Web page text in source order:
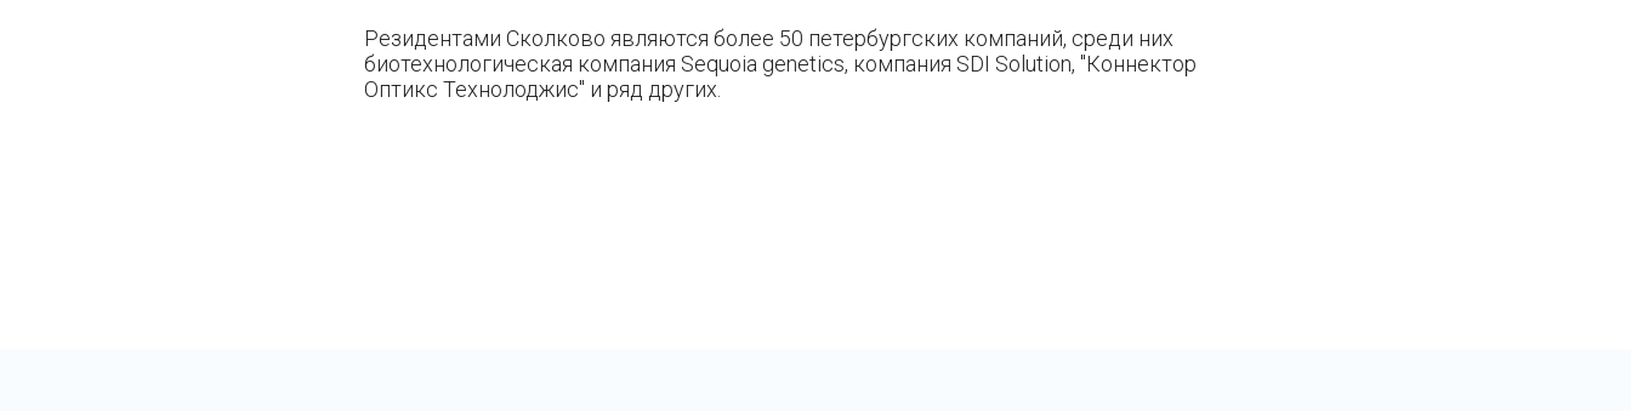
Резидентами Сколково являются более 50 петербургских компаний, среди них
биотехнологическая компания Sequoia genetics, компания SDI Solution, "Коннектор
Оптикс Технолоджис" и ряд других.